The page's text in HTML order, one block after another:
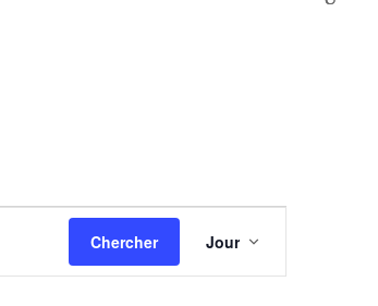
Chercher
Navigation
de
vues
Jour